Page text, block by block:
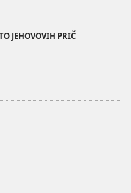
JEHOVOVIH PRIČ